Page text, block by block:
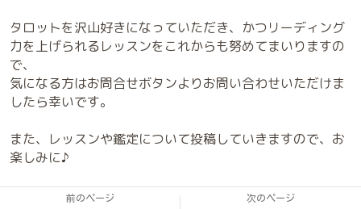
タロットを沢山好きになっていただき、かつリーディング
力を上げられるレッスンをこれからも努めてまいりますの
で、
気になる方はお問合せボタンよりお問い合わせいただけま
したら幸いです。
また、レッスンや鑑定について投稿していきますので、お
楽しみに♪
前のページ 次のページ